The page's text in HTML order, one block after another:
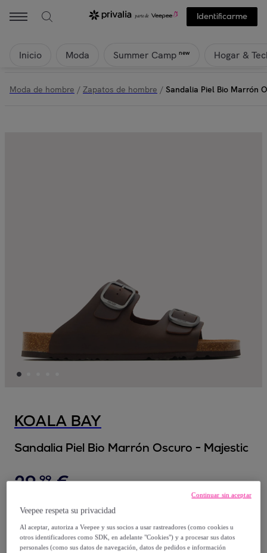
Identificarme
Inicio Moda Summer Camp new Hogar &
Moda de hombre / Zapatos de hombre / Sandalia Piel Bio Marrón
KOALA BAY
Sandalia Piel Bio Marrón Oscuro - Majestic
29,99 €
64, €
Veepee respeta su privacidad
Al aceptar, autoriza a Veepee y sus socios a usar rastreadores (como cookies u
otros identificadores como SDK, en adelante "Cookies") y a procesar sus datos
personales (como sus datos de navegación, datos de pedidos e información
Continuar sin aceptar